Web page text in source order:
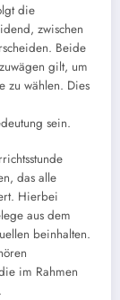
die
zwischen
Beide
gilt, um
zu wählen. Dies
sein.
das alle
Hierbei
aus dem
beinhalten.
im Rahmen